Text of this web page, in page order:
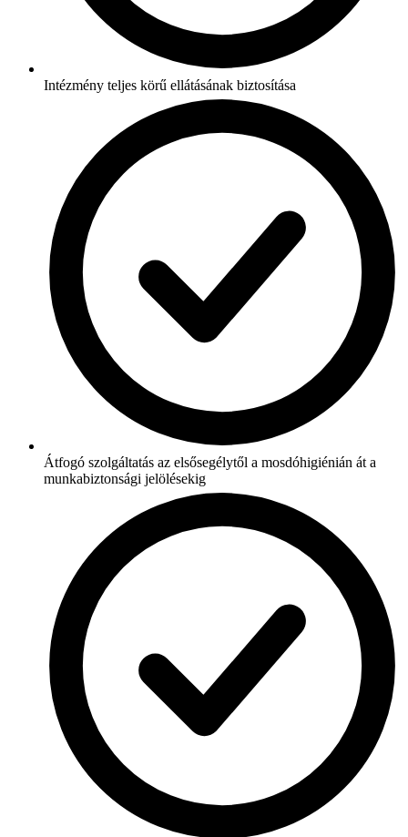
Intézmény teljes körű ellátásának biztosítása
Átfogó szolgáltatás az elsősegélytől a mosdóhigiénián át a
munkabiztonsági jelölésekig